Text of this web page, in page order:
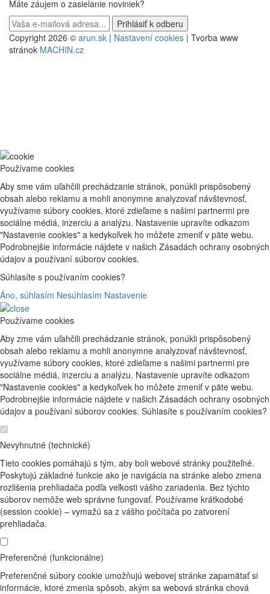
Máte záujem o zasielanie noviniek?
Copyright 2026 © arun.sk | Nastavení cookies | Tvorba www
stránok MACHIN.cz
Používame cookies
Aby sme vám uľahčili prechádzanie stránok, ponúkli prispôsobený
obsah alebo reklamu a mohli anonymne analyzovať návštevnosť,
využívame súbory cookies, ktoré zdieľame s našimi partnermi pre
sociálne médiá, inzerciu a analýzu. Nastavenie upravíte odkazom
"Nastavenie cookies" a kedykoľvek ho môžete zmeniť v päte webu.
Podrobnejšie informácie nájdete v našich Zásadách ochrany osobných
údajov a používaní súborov cookies.
Súhlasíte s používaním cookies?
Áno, súhlasím Nesúhlasím Nastavenie
Používame cookies
Aby zme vám uľahčili prechádzanie stránok, ponúkli prispôsobený
obsah alebo reklamu a mohli anonymne analyzovať návštevnosť,
využívame súbory cookies, ktoré zdieľame s našimi partnermi pre
sociálne médiá, inzerciu a analýzu. Nastavenie upravíte odkazom
"Nastavenie cookies" a kedykoľvek ho môžete zmeniť v päte webu.
Podrobnejšie informácie nájdete v našich Zásadách ochrany osobných
údajov a používaní súborov cookies. Súhlasíte s používaním cookies?
Nevyhnutné (technické)
Tieto cookies pomáhajú s tým, aby boli webové stránky použiteľné.
Poskytujú základné funkcie ako je navigácia na stránke alebo zmena
rozlišenia prehliadača podľa veľkosti vášho zariadenia. Bez týchto
súborov nemôže web správne fungovať. Používame krátkodobé
(session cookie) – vymažú sa z vášho počítača po zatvorení
prehliadača.
Preferenčné (funkcionálne)
Preferenčné súbory cookie umožňujú webovej stránke zapamätať si
informácie, ktoré zmenia spôsob, akým sa webová stránka chová